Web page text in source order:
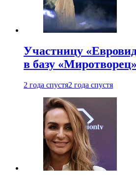
Участницу
в базу «Миротворец»
2 года спустя2 года спустя